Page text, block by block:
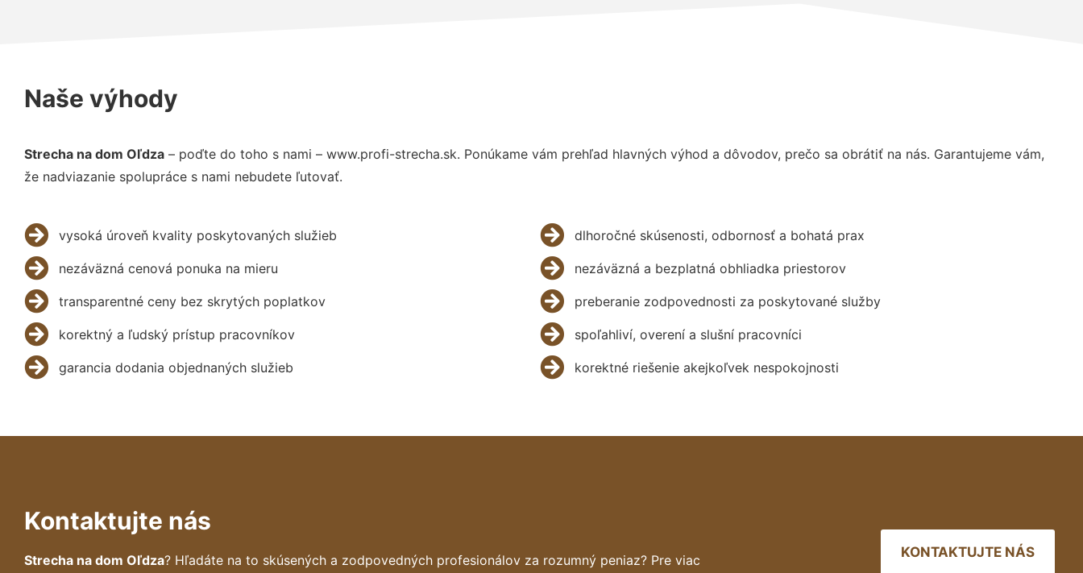
Naše výhody
Strecha na dom Oľdza – poďte do toho s nami – www.profi-strecha.sk. Ponúkame vám prehľad hlavných výhod a dôvodov, prečo sa obrátiť na nás. Garantujeme vám,
že nadviazanie spolupráce s nami nebudete ľutovať.
vysoká úroveň kvality poskytovaných služieb
nezáväzná cenová ponuka na mieru
transparentné ceny bez skrytých poplatkov
korektný a ľudský prístup pracovníkov
garancia dodania objednaných služieb
dlhoročné skúsenosti, odbornosť a bohatá prax
nezáväzná a bezplatná obhliadka priestorov
preberanie zodpovednosti za poskytované služby
spoľahliví, overení a slušní pracovníci
korektné riešenie akejkoľvek nespokojnosti
Kontaktujte nás
Strecha na dom Oľdza? Hľadáte na to skúsených a zodpovedných profesionálov za rozumný peniaz? Pre viac KONTAKTUJTE NÁS